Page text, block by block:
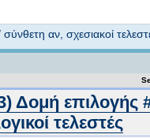
αν, σχεσιακοί
Δομή επιλογής
τελεστές